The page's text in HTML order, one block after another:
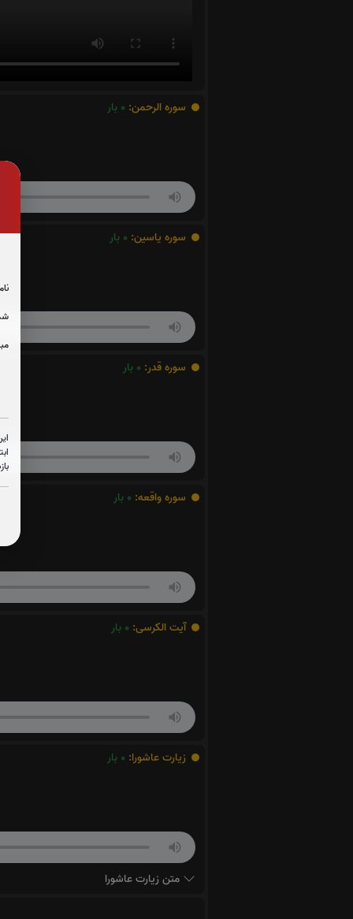
سوره الرحمن: 0 بار
سوره یاسین: 0 بار
سوره قدر: 0 بار
سوره واقعه: 0 بار
آیت الکرسی: 0 بار
زیارت عاشورا: 0 بار
متن زیارت عاشورا